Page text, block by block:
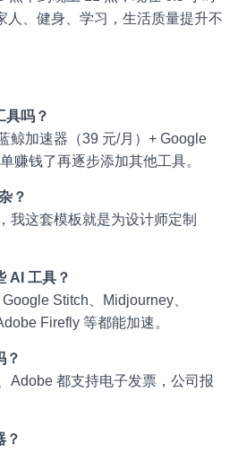
人、健身、学习，生活质量提升不
具吗？
鲸加速器（39 元/月）+ Google
赚钱了再逐步添加其他工具。
？
我这套模板就是为设计师定制
AI 工具？
Stitch、Midjourney、
Firefly 等都能加速。
？
Adobe 都支持电子发票，公司报
？